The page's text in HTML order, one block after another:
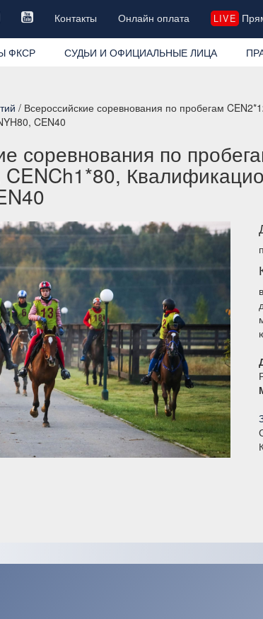
Контакты Онлайн оплата LIVE
ФКСР СУДЬИ И ОФИЦИАЛЬНЫЕ ЛИЦА
/ Всероссийские соревнования по пробегам
CEN40
соревнования по